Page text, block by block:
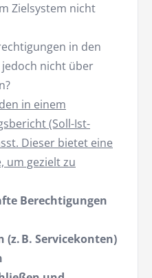
Zielsystem nicht
in den
nicht über
in einem
(Soll-Ist-
Dieser bietet eine
um gezielt zu
Berechtigungen
(z. B. Servicekonten)